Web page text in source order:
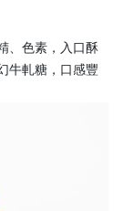
、色素，入口酥
牛軋糖，口感豐